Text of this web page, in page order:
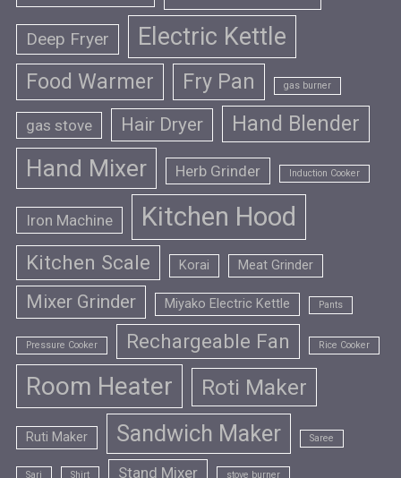
Deep Fryer Electric Kettle
Food Warmer Fry Pan gas burner
gas stove Hair Dryer Hand Blender
Hand Mixer Herb Grinder Induction Cooker
Iron Machine Kitchen Hood
Kitchen Scale Korai Meat Grinder
Mixer Grinder Miyako Electric Kettle Pants
Pressure Cooker Rechargeable Fan Rice Cooker
Room Heater Roti Maker
Ruti Maker Sandwich Maker Saree
Sari Shirt Stand Mixer stove burner